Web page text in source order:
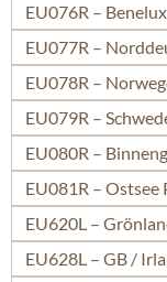
EU076R –
EU077R –
EU078R –
EU079R –
EU080R –
EU081R – Ostsee
EU620L –
EU628L – GB /